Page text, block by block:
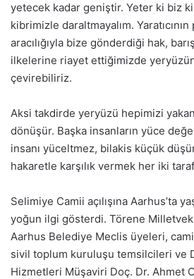
yetecek kadar geniştir. Yeter ki biz
kibrimizle daraltmayalım.
aracılığıyla bize gönderdiği hak,
ilkelerine riayet ettiğimizde
çevirebiliriz.
Aksi takdirde yeryüzü hepimizi
dönüşür. Başka insanların yüce
insanı yüceltmez, bilakis küçük
hakaretle karşılık vermek her iki
Selimiye Camii açılışına Aarhus’ta
yoğun ilgi gösterdi. Törene
Aarhus Belediye Meclis üyeleri,
sivil toplum kuruluşu temsilcileri ve
Hizmetleri Müşaviri Doç. Dr. Ahmet